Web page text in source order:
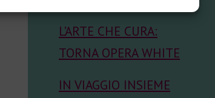
L’ARTE CHE CURA:
TORNA OPERA WHITE
IN VIAGGIO INSIEME